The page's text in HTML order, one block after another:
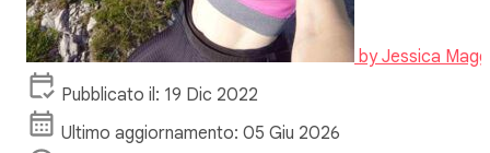
byJessica
Pubblicato il: 19 Dic 2022
Ultimo aggiornamento: 05 Giu 2026